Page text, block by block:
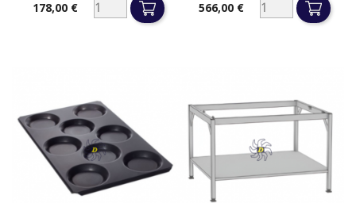
Prix178,00 € Prix566,00 €